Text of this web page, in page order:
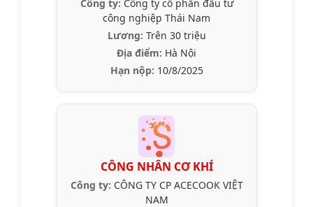
Công ty: Công ty cổ phần đầu tư
công nghiệp Thái Nam
Lương: Trên 30 triệu
Địa điểm: Hà Nội
Hạn nộp: 10/8/2025
CÔNG NHÂN CƠ KHÍ
Công ty: CÔNG TY CP ACECOOK VIỆT
NAM